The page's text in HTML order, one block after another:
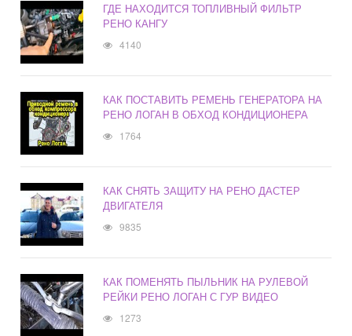
ГДЕ НАХОДИТСЯ ТОПЛИВНЫЙ ФИЛЬТР
РЕНО КАНГУ
4140
КАК ПОСТАВИТЬ РЕМЕНЬ ГЕНЕРАТОРА НА
РЕНО ЛОГАН В ОБХОД КОНДИЦИОНЕРА
1764
КАК СНЯТЬ ЗАЩИТУ НА РЕНО ДАСТЕР
ДВИГАТЕЛЯ
9835
КАК ПОМЕНЯТЬ ПЫЛЬНИК НА РУЛЕВОЙ
РЕЙКИ РЕНО ЛОГАН С ГУР ВИДЕО
1273